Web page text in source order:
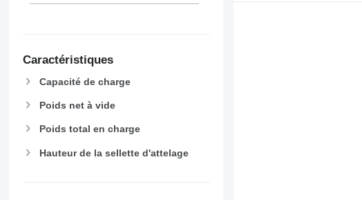
Caractéristiques
Capacité de charge
Poids net à vide
Poids total en charge
Hauteur de la sellette d'attelage